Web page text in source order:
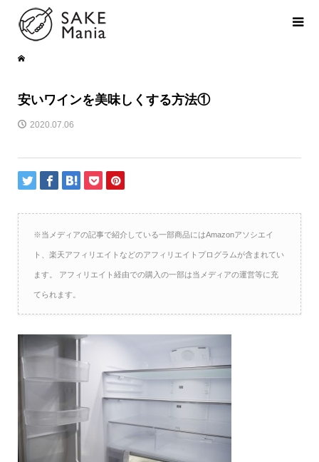
安いワインを美味しくする方法①
2020.07.06
※当メディアの記事で紹介している一部商品にはAmazonアソシエイ
ト、楽天アフィリエイトなどのアフィリエイトプログラムが含まれてい
ます。 アフィリエイト経由での購入の一部は当メディアの運営等に充
てられます。